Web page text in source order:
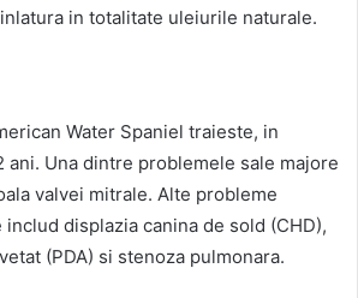
in totalitate uleiurile naturale.
Water Spaniel traieste, in
ani. Una dintre problemele sale majore
valvei mitrale. Alte probleme
displazia canina de sold (CHD),
(PDA) si stenoza pulmonara.